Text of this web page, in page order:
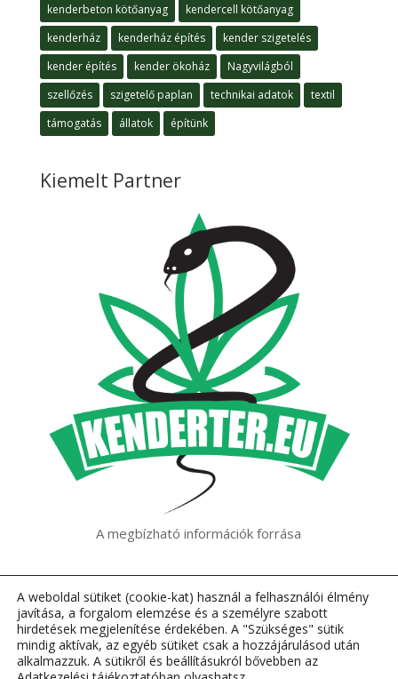
kenderbeton kötőanyag
kendercell kötőanyag
kenderház
kenderház építés
kender szigetelés
kender építés
kender ökoház
Nagyvilágból
szellőzés
szigetelő paplan technikai adatok
textil
támogatás
állatok építünk
Kiemelt Partner
A megbízható információk forrása
A weboldal sütiket (cookie-kat) használ a felhasználói élmény
javítása, a forgalom elemzése és a személyre szabott
hirdetések megjelenítése érdekében. A "Szükséges" sütik
mindig aktívak, az egyéb sütiket csak a hozzájárulásod után
alkalmazzuk. A sütikről és beállításukról bővebben az